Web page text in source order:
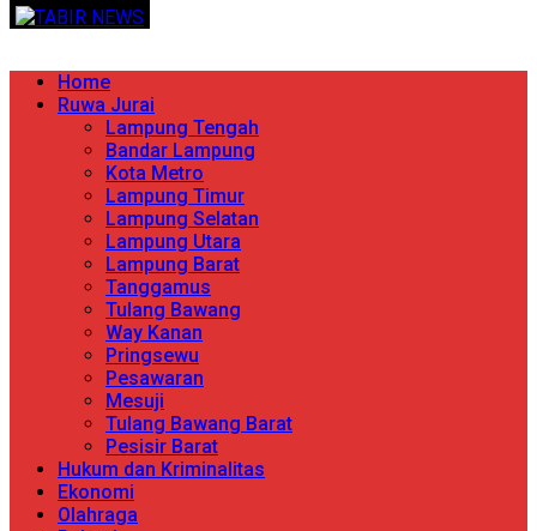
Skip
content
TERPERCAYA MENYINGKAP BERITA
Primary
Menu
Home
Ruwa Jurai
Lampung Tengah
Bandar Lampung
Kota Metro
Lampung Timur
Lampung Selatan
Lampung Utara
Lampung Barat
Tanggamus
Tulang Bawang
Way Kanan
Pringsewu
Pesawaran
Mesuji
Tulang Bawang Barat
Pesisir Barat
Hukum dan Kriminalitas
Ekonomi
Olahraga